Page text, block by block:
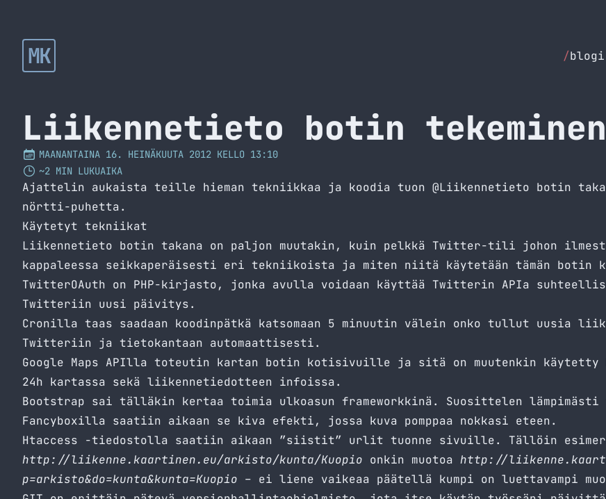
MK /blogi
Liikennetieto botin tekeminen
MAANANTAINA 16. HEINÄKUUTA 2012 KELLO 13:10
~2 MIN LUKUAIKA
Ajattelin aukaista teille hieman tekniikkaa ja koodia tuon @Liikennetieto botin
nörtti-puhetta.
Käytetyt tekniikat
Liikennetieto botin takana on paljon muutakin, kuin pelkkä Twitter-tili johon
kappaleessa seikkaperäisesti eri tekniikoista ja miten niitä käytetään tämän botin
TwitterOAuth on PHP-kirjasto, jonka avulla voidaan käyttää Twitterin APIa
Twitteriin uusi päivitys.
Cronilla taas saadaan koodinpätkä katsomaan 5 minuutin välein onko tullut uusia
Twitteriin ja tietokantaan automaattisesti.
Google Maps APIlla toteutin kartan botin kotisivuille ja sitä on muutenkin käytetty
24h kartassa sekä liikennetiedotteen infoissa.
Bootstrap sai tälläkin kertaa toimia ulkoasun frameworkkinä. Suosittelen
Fancyboxilla saatiin aikaan se kiva efekti, jossa kuva pomppaa nokkasi eteen.
Htaccess -tiedostolla saatiin aikaan ”siistit” urlit tuonne sivuille. Tällöin
http://liikenne.kaartinen.eu/arkisto/kunta/Kuopio onkin muotoa http://
p=arkisto&do=kunta&kunta=Kuopio – ei liene vaikeaa päätellä kumpi on luettavampi